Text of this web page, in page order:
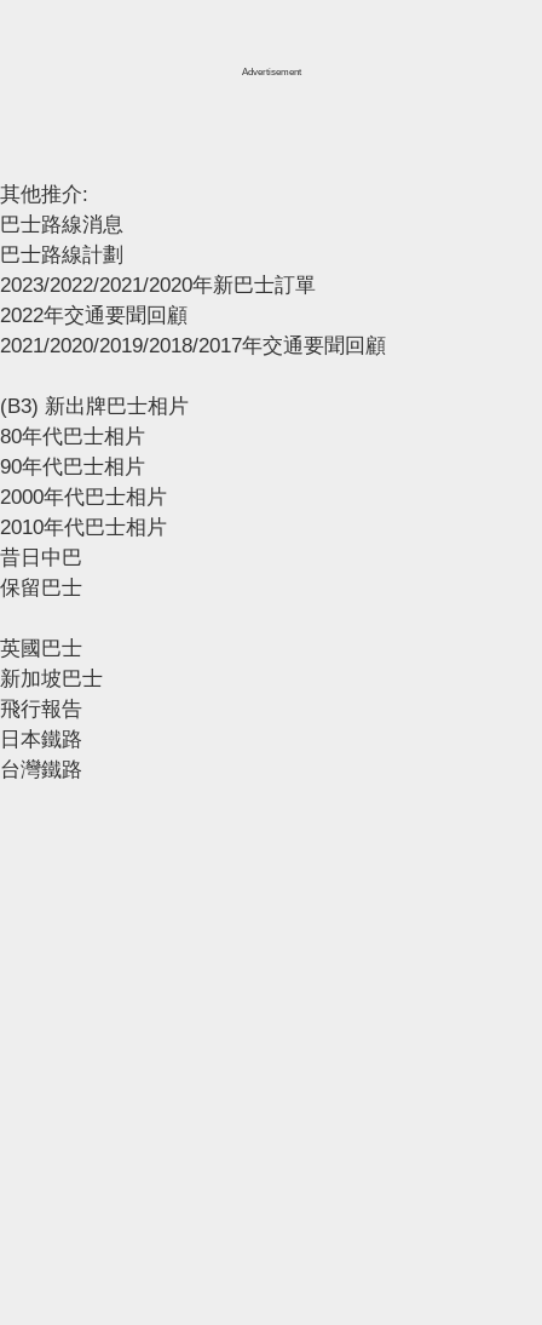
Advertisement
其他推介:
巴士路線消息
巴士路線計劃
2023/2022/2021/2020年新巴士訂單
2022年交通要聞回顧
2021/2020/2019/2018/2017年交通要聞回顧
(B3) 新出牌巴士相片
80年代巴士相片
90年代巴士相片
2000年代巴士相片
2010年代巴士相片
昔日中巴
保留巴士
英國巴士
新加坡巴士
飛行報告
日本鐵路
台灣鐵路